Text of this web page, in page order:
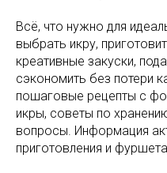
Всё, что нужно для
выбрать икру,
креативные закуски,
сэкономить без потери
пошаговые рецепты с
икры, советы по
вопросы. Информация
приготовления и